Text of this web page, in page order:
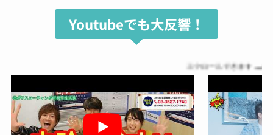
Youtubeでも大反響！
スクロールできます